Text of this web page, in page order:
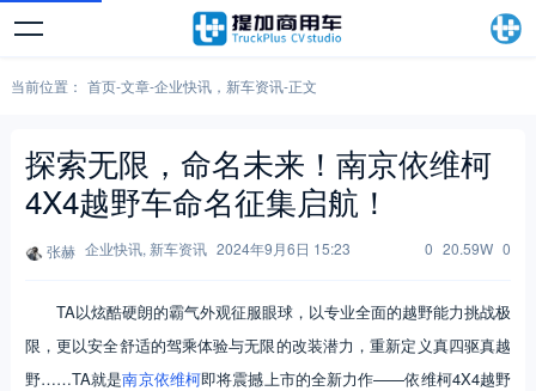
当前位置： 首页-文章-企业快讯， 新车资讯-正文
探索无限，命名未来！南京依维柯
4X4越野车命名征集启航！
张赫 企业快讯, 新车资讯 2024年9月6日 15:23 0 20.59W 0
TA以炫酷硬朗的霸气外观征服眼球，以专业全面的越野能力挑战极
限，更以安全舒适的驾乘体验与无限的改装潜力，重新定义真四驱真越
野……TA就是南京依维柯即将震撼上市的全新力作——依维柯4X4越野